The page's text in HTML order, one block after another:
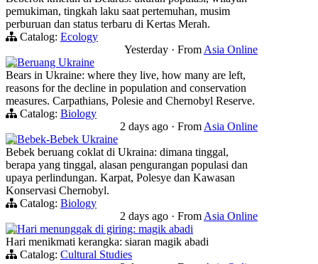
pemukiman, tingkah laku saat pertemuhan, musim
perburuan dan status terbaru di Kertas Merah.
Catalog: Ecology
Yesterday · From Asia Online
Beruang Ukraine
Bears in Ukraine: where they live, how many are left,
reasons for the decline in population and conservation
measures. Carpathians, Polesie and Chernobyl Reserve.
Catalog: Biology
2 days ago · From Asia Online
Bebek-Bebek Ukraine
Bebek beruang coklat di Ukraina: dimana tinggal,
berapa yang tinggal, alasan pengurangan populasi dan
upaya perlindungan. Karpat, Polesye dan Kawasan
Konservasi Chernobyl.
Catalog: Biology
2 days ago · From Asia Online
Hari menunggak di giring: magik abadi
Hari menikmati kerangka: siaran magik abadi
Catalog: Cultural Studies